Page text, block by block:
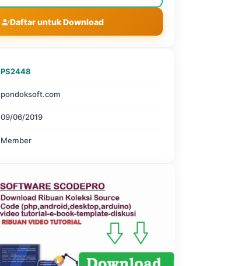
Daftar untuk Download
PS2448
pondoksoft.com
09/06/2019
Member